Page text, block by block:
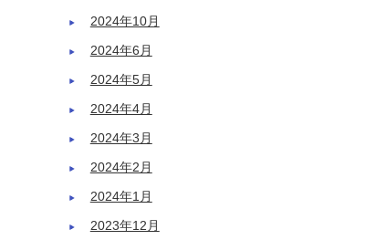
2024年10月
2024年6月
2024年5月
2024年4月
2024年3月
2024年2月
2024年1月
2023年12月